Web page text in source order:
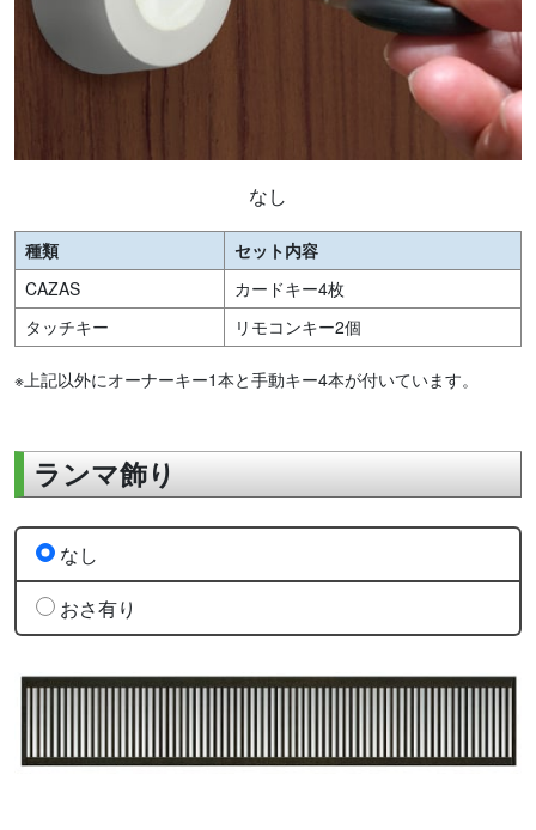
なし
種類
セット内容
CAZAS
カードキー4枚
タッチキー
リモコンキー2個
※上記以外にオーナーキー1本と手動キー4本が付いています。
ランマ飾り
なし
おさ有り